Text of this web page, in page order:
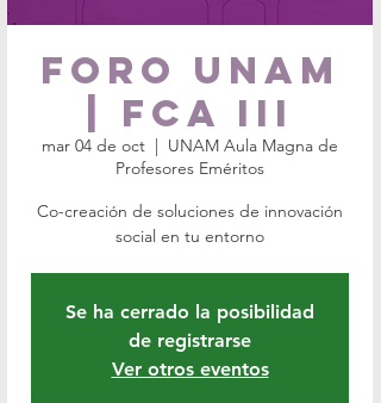
Foro UNAM
| FCA III
mar 04 de oct
  |
UNAM Aula Magna de
Profesores Eméritos
Co-creación de soluciones de innovación
social en tu entorno
Se ha cerrado la posibilidad
de registrarse
Ver otros eventos